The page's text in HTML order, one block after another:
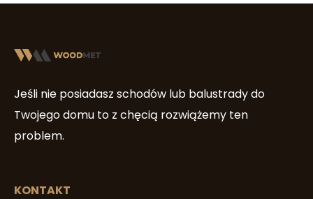
Jeśli nie posiadasz schodów lub balustrady do
Twojego domu to z chęcią rozwiążemy ten
problem.
KONTAKT